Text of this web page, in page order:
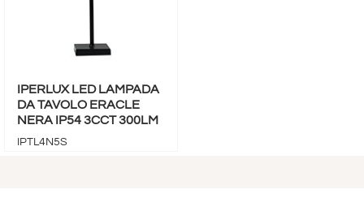
IPERLUX LED LAMPADA
DA TAVOLO ERACLE
NERA IP54 3CCT 300LM
IPTL4N5S